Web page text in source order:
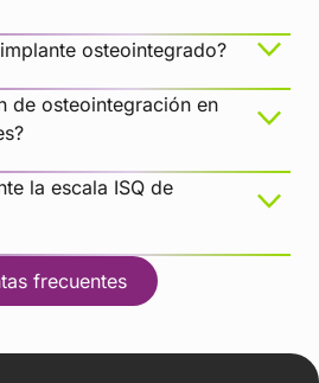
osteointegrado?
de osteointegración en
la escala ISQ de
frecuentes